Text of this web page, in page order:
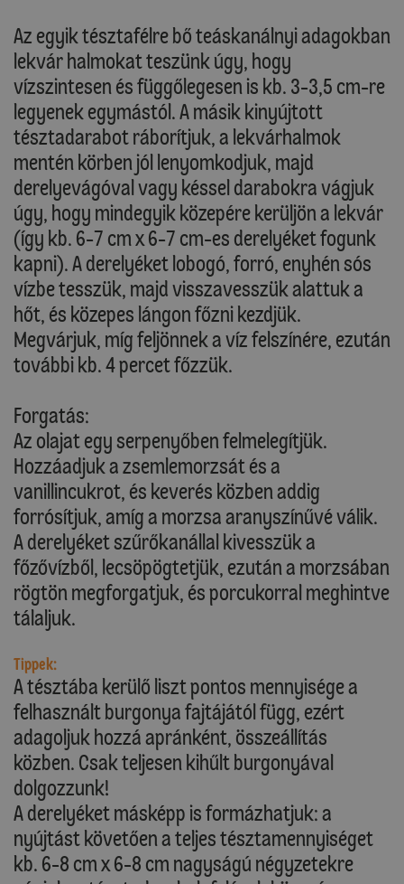
Az egyik tésztafélre bő teáskanálnyi adagokban
lekvár halmokat teszünk úgy, hogy
vízszintesen és függőlegesen is kb. 3-3,5 cm-re
legyenek egymástól. A másik kinyújtott
tésztadarabot ráborítjuk, a lekvárhalmok
mentén körben jól lenyomkodjuk, majd
derelyevágóval vagy késsel darabokra vágjuk
úgy, hogy mindegyik közepére kerüljön a lekvár
(így kb. 6-7 cm x 6-7 cm-es derelyéket fogunk
kapni). A derelyéket lobogó, forró, enyhén sós
vízbe tesszük, majd visszavesszük alattuk a
hőt, és közepes lángon főzni kezdjük.
Megvárjuk, míg feljönnek a víz felszínére, ezután
további kb. 4 percet főzzük.
Forgatás:
Az olajat egy serpenyőben felmelegítjük.
Hozzáadjuk a zsemlemorzsát és a
vanillincukrot, és keverés közben addig
forrósítjuk, amíg a morzsa aranyszínűvé válik.
A derelyéket szűrőkanállal kivesszük a
főzővízből, lecsöpögtetjük, ezután a morzsában
rögtön megforgatjuk, és porcukorral meghintve
tálaljuk.
Tippek:
A tésztába kerülő liszt pontos mennyisége a
felhasznált burgonya fajtájától függ, ezért
adagoljuk hozzá apránként, összeállítás
közben. Csak teljesen kihűlt burgonyával
dolgozzunk!
A derelyéket másképp is formázhatjuk: a
nyújtást követően a teljes tésztamennyiséget
kb. 6-8 cm x 6-8 cm nagyságú négyzetekre